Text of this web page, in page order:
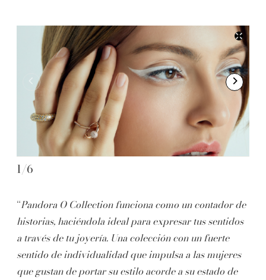
1/6
“Pandora O Collection funciona como un contador de
historias, haciéndola ideal para expresar tus sentidos
a través de tu joyería. Una colección con un fuerte
sentido de individualidad que impulsa a las mujeres
que gustan de portar su estilo acorde a su estado de